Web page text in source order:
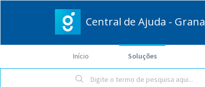
Central de Ajuda -
Início Soluções